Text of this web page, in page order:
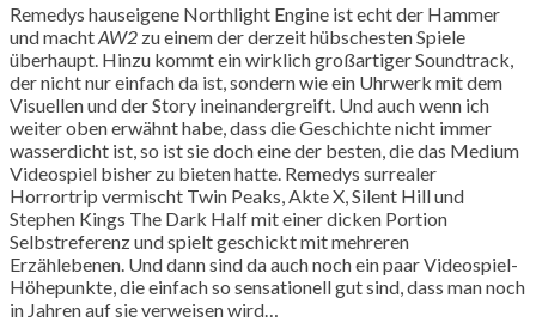
Remedys hauseigene Northlight Engine ist echt der Hammer
und machtAW2 zu einem der derzeit hübschesten Spiele
überhaupt. Hinzu kommt ein wirklich großartiger Soundtrack,
der nicht nur einfach da ist, sondern wie ein Uhrwerk mit dem
Visuellen und der Story ineinandergreift. Und auch wenn ich
weiter oben erwähnt habe, dass die Geschichte nicht immer
wasserdicht ist, so ist sie doch eine der besten, die das Medium
Videospiel bisher zu bieten hatte. Remedys surrealer
Horrortrip vermischt Twin Peaks, Akte X, Silent Hill und
Stephen Kings The Dark Half mit einer dicken Portion
Selbstreferenz und spielt geschickt mit mehreren
Erzählebenen. Und dann sind da auch noch ein paar Videospiel-
Höhepunkte, die einfach so sensationell gut sind, dass man noch
in Jahren auf sie verweisen wird…